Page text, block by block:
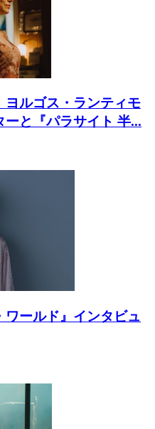
ヨルゴス・ランティモ
と『パラサイト 半...
ールド』インタビュ